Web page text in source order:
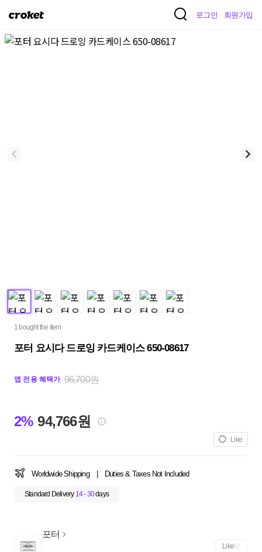
크
켓
로그인 회원가입
1 bought the item
포터 요시다 드로잉 카드케이스 650-08617
앱 전용 혜택가 96,700원
2% 94,766원
Like
Worldwide Shipping Duties & Taxes Not Included
Standard Delivery 14 - 30days
포터
Like